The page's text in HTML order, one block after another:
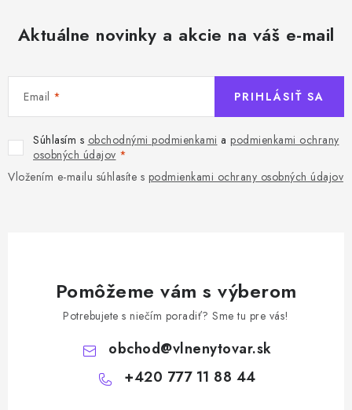
Aktuálne novinky a akcie na váš e-mail
Email
Súhlasím s obchodnými podmienkami a podmienkami ochrany
osobných údajov
Vložením e-mailu súhlasíte s podmienkami ochrany osobných údajov
PRIHLÁSIŤ SA
Pomôžeme vám s výberom
Potrebujete s niečím poradiť? Sme tu pre vás!
obchod@vlnenytovar.sk
+420 777 11 88 44